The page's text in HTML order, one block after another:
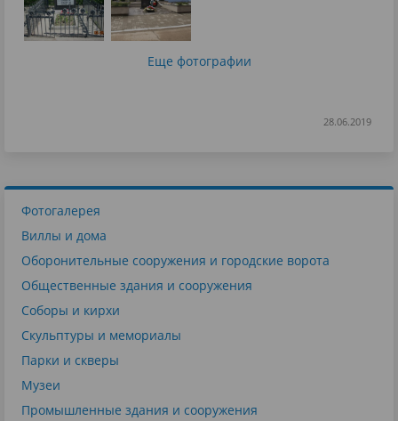
Еще фотографии
28.06.2019
Фотогалерея
Виллы и дома
Оборонительные сооружения и городские ворота
Общественные здания и сооружения
Соборы и кирхи
Скульптуры и мемориалы
Парки и скверы
Музеи
Промышленные здания и сооружения